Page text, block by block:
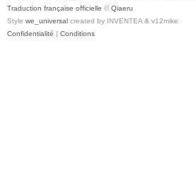
Traduction française officielle © Qiaeru
Style we_universal created by INVENTEA & v12mike
Confidentialité | Conditions